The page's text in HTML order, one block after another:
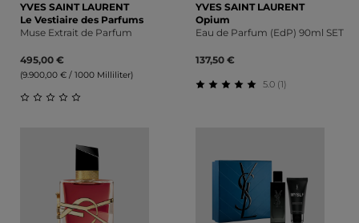
YVES SAINT LAURENT
Le Vestiaire des Parfums
Muse Extrait de Parfum
495,00 €
(9.900,00 € / 1000 Milliliter)
YVES SAINT LAURENT
Opium
Eau de Parfum (EdP) 90ml SET
137,50 €
5.0 (1)